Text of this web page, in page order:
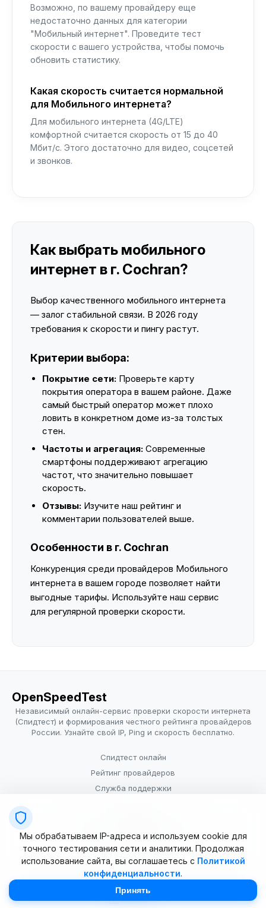
Возможно, по вашему провайдеру еще
недостаточно данных для категории
"Мобильный интернет". Проведите тест
скорости с вашего устройства, чтобы помочь
обновить статистику.
Какая скорость считается нормальной
для Мобильного интернета?
Для мобильного интернета (4G/LTE)
комфортной считается скорость от 15 до 40
Мбит/с. Этого достаточно для видео, соцсетей
и звонков.
Как выбрать мобильного
интернет в г. Cochran?
Выбор качественного мобильного интернета
— залог стабильной связи. В 2026 году
требования к скорости и пингу растут.
Критерии выбора:
Покрытие сети: Проверьте карту
покрытия оператора в вашем районе. Даже
самый быстрый оператор может плохо
ловить в конкретном доме из-за толстых
стен.
Частоты и агрегация: Современные
смартфоны поддерживают агрегацию
частот, что значительно повышает
скорость.
Отзывы: Изучите наш рейтинг и
комментарии пользователей выше.
Особенности в г. Cochran
Конкуренция среди провайдеров Мобильного
интернета в вашем городе позволяет найти
выгодные тарифы. Используйте наш сервис
для регулярной проверки скорости.
OpenSpeedTest
Независимый онлайн-сервис проверки скорости интернета
(Спидтест) и формирования честного рейтинга провайдеров
России. Узнайте свой IP, Ping и скорость бесплатно.
Спидтест онлайн
Рейтинг провайдеров
Служба поддержки
Условия использования
© 2025–2026 OpenSpeedTest (ИП Долматова В.В.). Все права
Мы обрабатываем IP-адреса и используем cookie для
точного тестирования сети и аналитики. Продолжая
использование сайта, вы соглашаетесь с Политикой
конфиденциальности.
Принять